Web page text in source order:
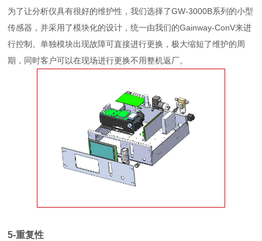
为了让分析仪具有很好的维护性，我们选择了GW-3000B系列的小型
传感器，并采用了模块化的设计，统一由我们的Gainway-ConV来进
行控制。单独模块出现故障可直接进行更换，极大缩短了维护的周
期，同时客户可以在现场进行更换不用整机返厂。
5-重复性